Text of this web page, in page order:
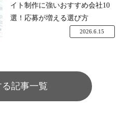
イト制作に強いおすすめ会社10
選！応募が増える選び方
2026.6.15
記事一覧